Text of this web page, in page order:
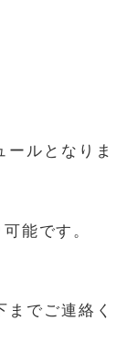
ールとなりま
能です。
でご連絡く